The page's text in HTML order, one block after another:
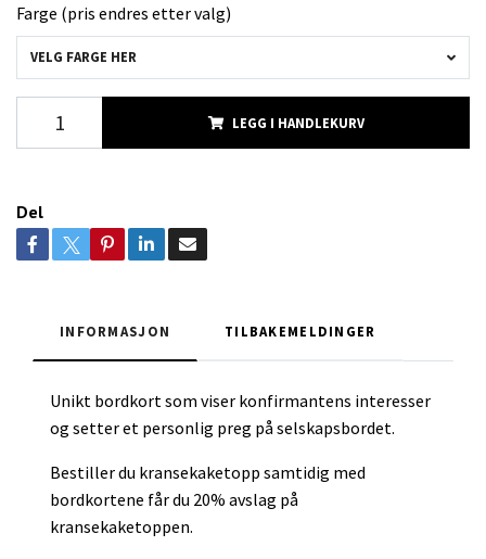
Farge (pris endres etter valg)
VELG FARGE HER
LEGG I HANDLEKURV
Del
INFORMASJON TILBAKEMELDINGER
Unikt bordkort som viser konfirmantens interesser
og setter et personlig preg på selskapsbordet.
Bestiller du kransekaketopp samtidig med
bordkortene får du 20% avslag på
kransekaketoppen.